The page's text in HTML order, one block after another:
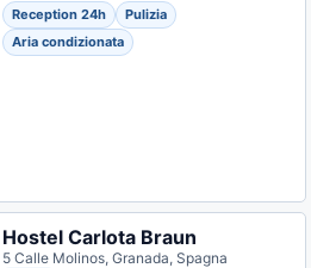
Reception 24h
Pulizia
Aria condizionata
Hostel Carlota Braun
5 Calle Molinos, Granada, Spagna